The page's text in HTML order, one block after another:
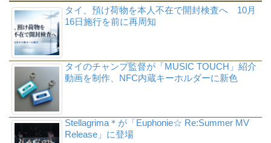
タイ、預け荷物を本人不在で開封検査へ 10月
16日施行を前に再周知
タイのチャンプ監督が「MUSIC TOUCH」紹介
動画を制作、NFC内蔵キーホルダーに新色
Stellagrima＊が「Euphonie☆ Re:Summer MV
Release」に登場